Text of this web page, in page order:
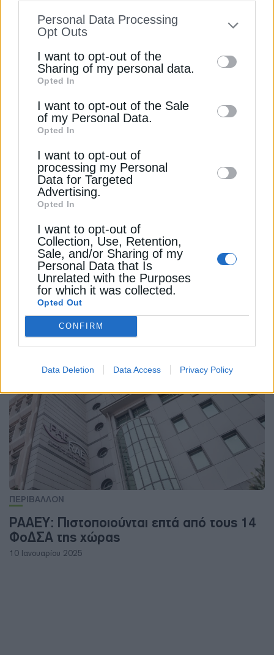
to your opt-out. You may separately opt-out
information by third parties on the IAB’s list
of downstream participants. This
information may also be disclosed by us to
third parties on theIAB’s List of
Downstream Participants
disclose it to other third parties.
Personal Data Processing
Opt Outs
I want to opt-out of the
Sharing of my personal data.
Opted In
I want to opt-out of the Sale
of my Personal Data.
Opted In
I want to opt-out of
processing my Personal
Data for Targeted
Advertising.
Opted In
I want to opt-out of
Collection, Use, Retention,
Sale, and/or Sharing of my
Personal Data that Is
Unrelated with the Purposes
for which it was collected.
Opted Out
CONFIRM
Data Deletion Data Access Privacy Policy
ΠΕΡΙΒΑΛΛΟΝ
Από τις πιο ρυπογόνες βιομηχανίες
κλωστοϋφαντουργία και μόδα
1 Απριλίου 2024
ΠΕΡΙΒΑΛΛΟΝ
Κινδυνεύει ο στόχος του 2030 για τα SAF
ΠΕΡΙΒΑΛΛΟΝ
ΡΑΑΕΥ: Πιστοποιούνται επτά από τους 14
ΦοΔΣΑ της χώρας
10 Ιανουαρίου 2025